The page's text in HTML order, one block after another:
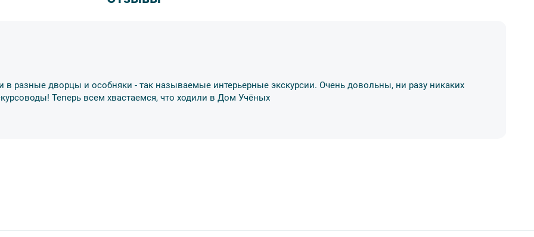
правила поведения на экскурсии.
возрастное ограничение6+. Данное
в разные дворцы и особняки - так называемые интерьерные экскурсии. Очень довольны, ни разу никаких
Теперь всем хвастаемся, что ходили в Дом Учёных